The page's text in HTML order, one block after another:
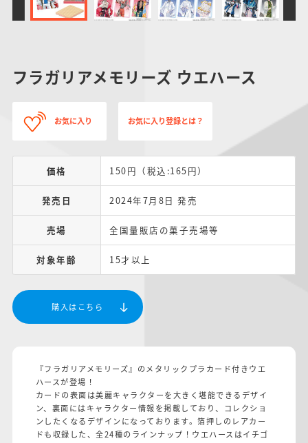
ズ
フラガリアメモリーズ ウエハース
お気に入り お気に入り登録とは？
価格 150円（税込:165円）
発売日 2024年7月8日 発売
売場 全国量販店の菓子売場等
対象年齢 15才以上
購入はこちら
『フラガリアメモリーズ』のメタリックプラカード付きウエ
ハースが登場！
カードの表面は美麗キャラクターを大きく堪能できるデザイ
ン、裏面にはキャラクター情報を掲載しており、コレクショ
ンしたくなるデザインになっております。箔押しのレアカー
ドも収録した、全24種のラインナップ！ウエハースはイチゴ